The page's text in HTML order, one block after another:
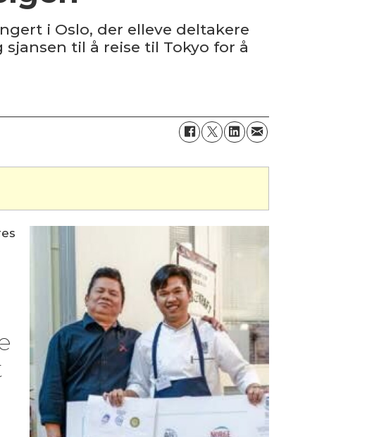
i Oslo, der elleve deltakere
til å reise til Tokyo for å